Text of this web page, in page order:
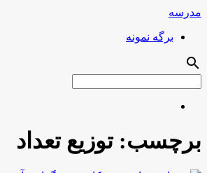
مدرسه
برگه نمونه
search
برچسب:توزیع تعداد